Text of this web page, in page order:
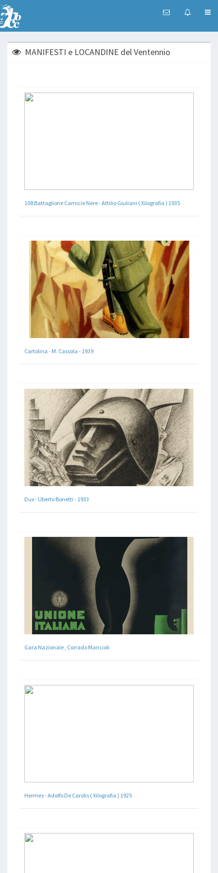
MANIFESTI e LOCANDINE del Ventennio
108 Battaglione Camicie Nere - Attilio Giuliani ( Xilografia ) 1935
Cartolina - M. Cassola - 1939
Dux - Uberto Bonetti - 1933
Gara Nazionale , Corrado Mancioli
Hermes - Adolfo De Carolis ( Xilografia ) 1925